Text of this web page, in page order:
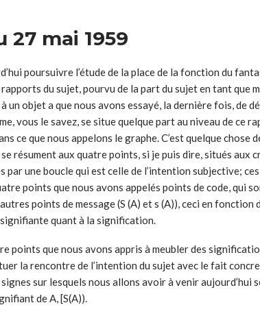
27 mai 1959
poursuivre l’étude de la place de la fonction du
du sujet, pourvu de la part du sujet en tant que
un objet a que nous avons essayé, la dernière fois, de
vous le savez, se situe quelque part au niveau de ce
ce que nous appelons le graphe. C’est quelque chose
résument aux quatre points, si je puis dire, situés aux
par une boucle qui est celle de l’intention subjective;
points que nous avons appelés points de code, qui
points de message (S (A) et s (A)), ceci en
signifiante quant à la signification.
points que nous avons appris à meubler des
la rencontre de l’intention du sujet avec le fait
sur lesquels nous allons avoir à venir aujourd’hui
de A, [S(A)).